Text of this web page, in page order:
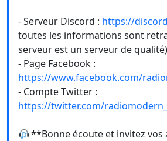
- Serveur Discord : https://
toutes les informations sont
serveur est un serveur de qualité)
- Page Facebook :
https://www.facebook.com/
- Compte Twitter :
https://twitter.com/radiomodern_
**Bonne écoute et invitez vos